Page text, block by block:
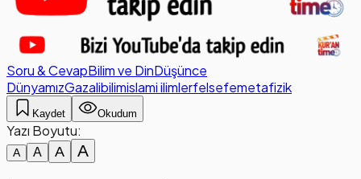
Soru & CevapBilim ve DinDüşünce
DünyamızGazalibilimislami ilimlerfelsefemetafizik
Kaydet Okudum
Yazı Boyutu:
A A A A